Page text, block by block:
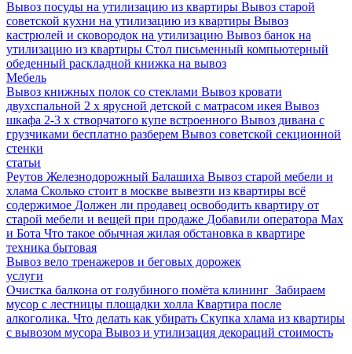
Вывоз посуды на утилизацию из квартиры Вывоз старой
советской кухни на утилизацию из квартиры Вывоз
кастрюлей и сковородок на утилизацию Вывоз банок на
утилизацию из квартиры Стол письменный компьютерный
обеденный раскладной книжка на вывоз
Мебель
Вывоз книжных полок со стеклами Вывоз кровати
двухспальной 2 х ярусной детской с матрасом икея Вывоз
шкафа 2-3 х створчатого купе встроенного Вывоз дивана с
грузчиками бесплатно разберем Вывоз советской секционной
стенки
статьи
Реутов Железнодорожный Балашиха Вывоз старой мебели и
хлама Сколько стоит в москве вывезти из квартиры всё
содержимое Должен ли продавец освободить квартиру от
старой мебели и вещей при продаже Добавили оператора Мах
и Бота Что такое обычная жилая обстановка в квартире
техника бытовая
Вывоз вело тренажеров и беговых дорожек
услуги
Очистка балкона от голубиного помёта клининг Забираем
мусор с лестницы площадки холла Квартира после
алкоголика. Что делать как убирать Скупка хлама из квартиры
с вывозом мусора Вывоз и утилизация декораций стоимость